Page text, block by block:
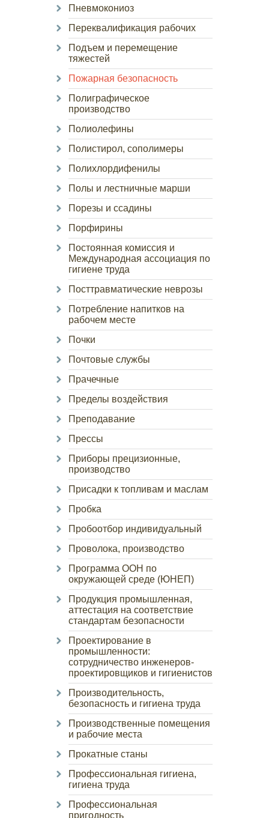
Пневмокониоз
Переквалификация рабочих
Подъем и перемещение
тяжестей
Пожарная безопасность
Полиграфическое
производство
Полиолефины
Полистирол, сополимеры
Полихлордифенилы
Полы и лестничные марши
Порезы и ссадины
Порфирины
Постоянная комиссия и
Международная ассоциация по
гигиене труда
Посттравматические неврозы
Потребление напитков на
рабочем месте
Почки
Почтовые службы
Прачечные
Пределы воздействия
Преподавание
Прессы
Приборы прецизионные,
производство
Присадки к топливам и маслам
Пробка
Пробоотбор индивидуальный
Проволока, производство
Программа ООН по
окружающей среде (ЮНЕП)
Продукция промышленная,
аттестация на соответствие
стандартам безопасности
Проектирование в
промышленности:
сотрудничество инженеров-
проектировщиков и гигиенистов
Производительность,
безопасность и гигиена труда
Производственные помещения
и рабочие места
Прокатные станы
Профессиональная гигиена,
гигиена труда
Профессиональная
пригодность